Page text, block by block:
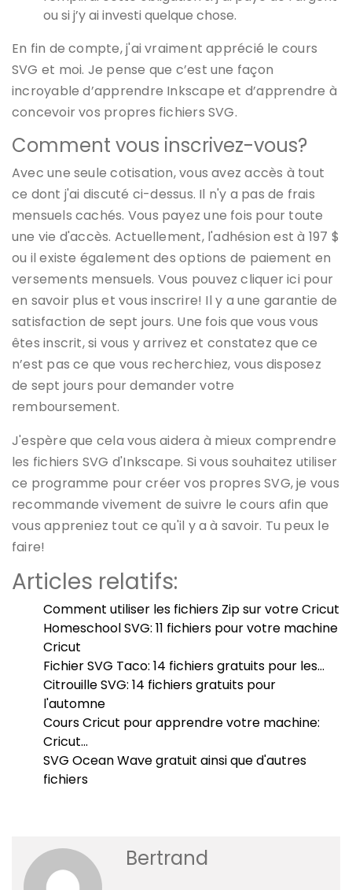
ou si j’y ai investi quelque chose.
En fin de compte, j'ai vraiment apprécié le cours
SVG et moi. Je pense que c’est une façon
incroyable d’apprendre Inkscape et d’apprendre à
concevoir vos propres fichiers SVG.
Comment vous inscrivez-vous?
Avec une seule cotisation, vous avez accès à tout
ce dont j'ai discuté ci-dessus. Il n'y a pas de frais
mensuels cachés. Vous payez une fois pour toute
une vie d'accès. Actuellement, l'adhésion est à 197 $
ou il existe également des options de paiement en
versements mensuels. Vous pouvez cliquer ici pour
en savoir plus et vous inscrire! Il y a une garantie de
satisfaction de sept jours. Une fois que vous vous
êtes inscrit, si vous y arrivez et constatez que ce
n’est pas ce que vous recherchiez, vous disposez
de sept jours pour demander votre
remboursement.
J'espère que cela vous aidera à mieux comprendre
les fichiers SVG d'Inkscape. Si vous souhaitez utiliser
ce programme pour créer vos propres SVG, je vous
recommande vivement de suivre le cours afin que
vous appreniez tout ce qu'il y a à savoir. Tu peux le
faire!
Articles relatifs:
Comment utiliser les fichiers Zip sur votre Cricut
Homeschool SVG: 11 fichiers pour votre machine
Cricut
Fichier SVG Taco: 14 fichiers gratuits pour les…
Citrouille SVG: 14 fichiers gratuits pour
l'automne
Cours Cricut pour apprendre votre machine:
Cricut…
SVG Ocean Wave gratuit ainsi que d'autres
fichiers
Bertrand